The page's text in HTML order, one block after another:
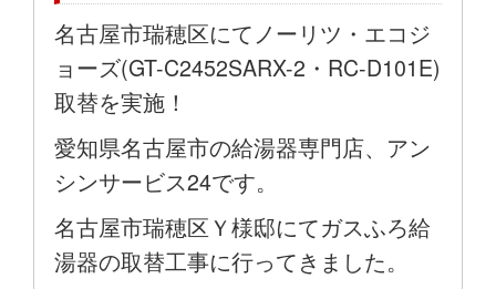
名古屋市瑞穂区にてノーリツ・エコジ
ョーズ(GT-C2452SARX-2・RC-D101E)
取替を実施！
愛知県名古屋市の給湯器専門店、アン
シンサービス24です。
名古屋市瑞穂区Ｙ様邸にてガスふろ給
湯器の取替工事に行ってきました。